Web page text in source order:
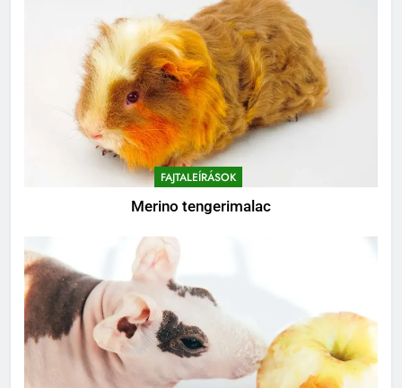
FAJTALEÍRÁSOK
Merino tengerimalac